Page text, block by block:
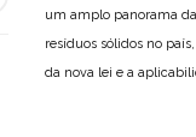
um amplo panorama
resíduos sólidos no
da nova lei e a